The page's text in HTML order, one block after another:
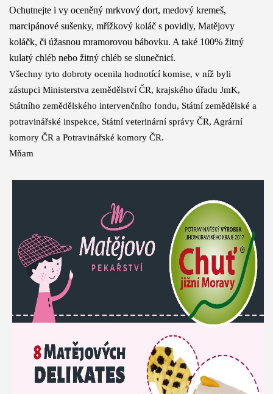
Ochutnejte i vy oceněný mrkvový dort, medový kremeš,
marcipánové sušenky, mřížkový koláč s povidly, Matějovy
koláčk, či úžasnou mramorovou bábovku. A také 100% žitný
kulatý chléb nebo žitný chléb se slunečnicí.
Všechny tyto dobroty ocenila hodnotící komise, v níž byli
zástupci Ministerstva zemědělství ČR, krajského úřadu JmK,
Státního zemědělského intervenčního fondu, Státní zemědělské a
potravinářské inspekce, Státní veterinární správy ČR, Agrární
komory ČR a Potravinářské komory ČR.
Mňam